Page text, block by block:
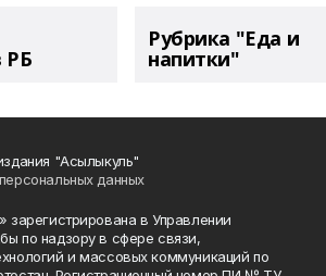
РБ
Рубрика "Еда и
напитки"
"Асылыкуль"
данных
зарегистрирована в Управлении
по надзору в сфере связи,
и массовых коммуникаций по